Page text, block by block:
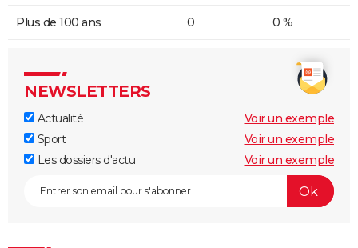
Plus de 100 ans 0 0 %
NEWSLETTERS
Actualité
Voir un exemple
Sport
Voir un exemple
Les dossiers d'actu
Voir un exemple